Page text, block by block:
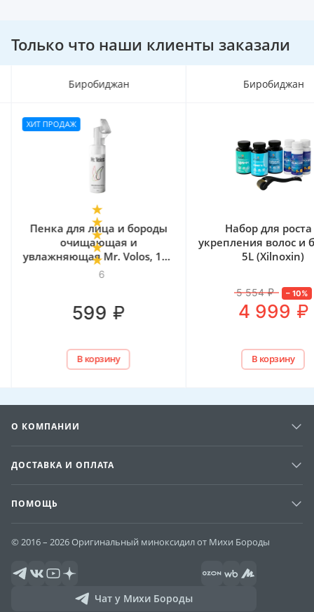
Только что наши клиенты заказали
Биробиджан
ХИТ ПРОДАЖ
Пенка для лица и бороды
очищающая и
увлажняющая Mr. Volos, 160
599 ₽
В корзину
Биробиджан
Набор для роста и
укрепления волос и
5L (Xilnoxin)
5 554 ₽ –10 %
4 999 ₽
В корзину
О КОМПАНИИ
ДОСТАВКА И ОПЛАТА
ПОМОЩЬ
© 2016 – 2026 Оригинальный миноксидил от Михи Бороды
Чат у Михи Бороды